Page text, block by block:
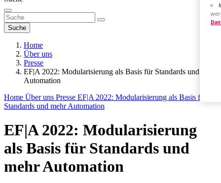
Suche
Home
Über uns
Presse
EF|A 2022: Modularisierung als Basis für Standards und mehr
Automation
Home Über uns Presse EF|A 2022: Modularisierung als Basis für
Standards und mehr Automation
EF|A 2022: Modularisierung
als Basis für Standards und
mehr Automation